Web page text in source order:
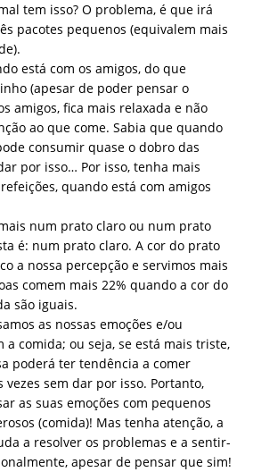
tem isso? O problema, é que irá
pacotes pequenos (equivalem mais
está com os amigos, do que
(apesar de poder pensar o
amigos, fica mais relaxada e não
ao que come. Sabia que quando
consumir quase o dobro das
por isso… Por isso, tenha mais
quando está com amigos
num prato claro ou num prato
é: num prato claro. A cor do prato
a nossa percepção e servimos mais
comem mais 22% quando a cor do
são iguais.
as nossas emoções e/ou
a comida; ou seja, se está mais triste,
poderá ter tendência a comer
vezes sem dar por isso. Portanto,
as suas emoções com pequenos
(comida)! Mas tenha atenção, a
a resolver os problemas e a sentir-
apesar de pensar que sim!